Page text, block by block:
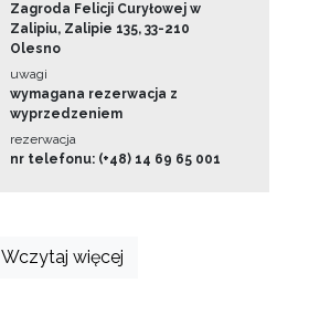
Zagroda Felicji Curyłowej w
Zalipiu, Zalipie 135, 33-210
Olesno
uwagi
wymagana rezerwacja z
wyprzedzeniem
rezerwacja
nr telefonu: (+48) 14 69 65 001
Wczytaj więcej